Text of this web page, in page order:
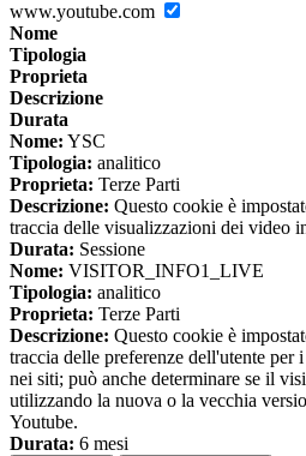
www.youtube.com
Nome
Tipologia
Proprieta
Descrizione
Durata
Nome: YSC
Tipologia: analitico
Proprieta: Terze Parti
Descrizione: Questo cookie è
traccia delle visualizzazioni dei video
Durata: Sessione
Nome: VISITOR_INFO1_LIVE
Tipologia: analitico
Proprieta: Terze Parti
Descrizione: Questo cookie è
traccia delle preferenze dell'utente
nei siti; può anche determinare se il
utilizzando la nuova o la vecchia
Youtube.
Durata: 6 mesi